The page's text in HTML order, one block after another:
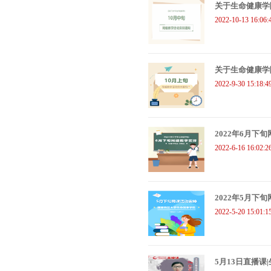
关于生命健康
2022-10-13
关于生命健康
2022-9-30
2022年6月下旬
2022-6-16
2022年5月下旬
2022-5-20
5月13日直播课